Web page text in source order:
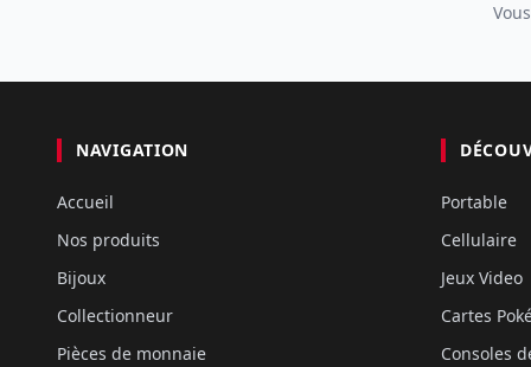
NAVIGATION
Accueil
Nos produits
Bijoux
Collectionneur
Pièces de monnaie
Portable
Cellulaire
Jeux Video
Cartes
Consoles